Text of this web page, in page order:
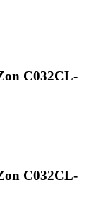
C032CL-
C032CL-